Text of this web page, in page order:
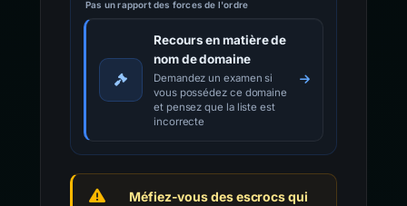
Pas un rapport des forces de l'ordre
Recours en matière de
nom de domaine
Demandez un examen si
vous possédez ce domaine
et pensez que la liste est
incorrecte
Méfiez-vous des escrocs qui